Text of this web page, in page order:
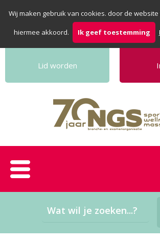
Wij maken gebruik van cookies. door de
hiermee akkoord. Ik geef toestemming
Lid worden